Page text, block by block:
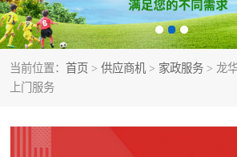
当前位置： 首页 > 供应商机 > 家政服务 > 龙
上门服务